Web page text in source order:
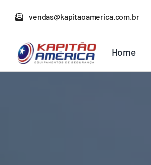
para
conteúdo
vendas@kapitaoamerica.com.br
Home